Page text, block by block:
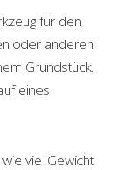
für den
oder anderen
Grundstück.
eines
viel Gewicht